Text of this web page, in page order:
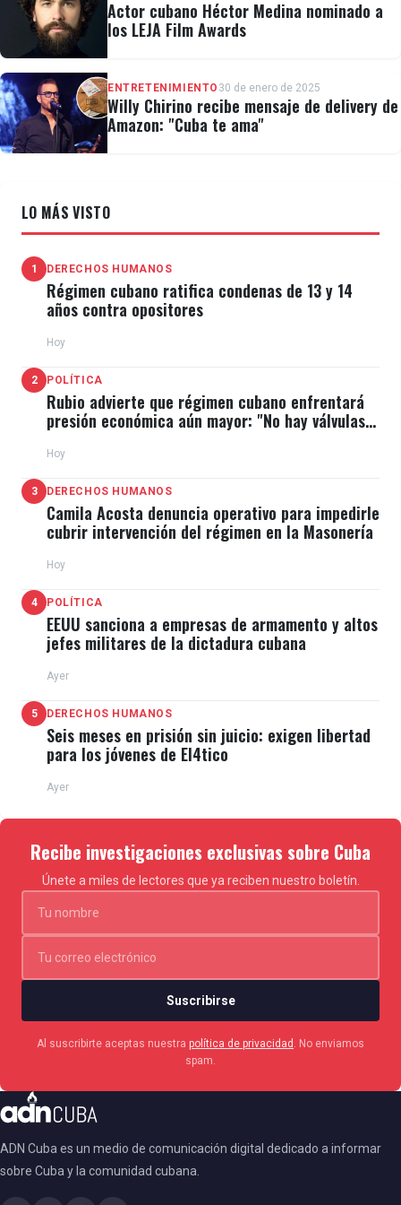
Ver esta publicación en Instagram
Sobre el significado del nuevo disco, y lo que para
ella representa, la celebridad pop aseguró: “Me llamó
la atención la idea de atravesar el caos con elegancia
y sentir que puedes capear cualquier temporal. Al
historia de la música psicodélica, el trip hop y el
britpop”.
La ganadora de tres premios Grammy
agregó que
siempre se ha sentido una persona muy optimista y
Actor cubano Héctor Medina nominado a
los LEJA Film Awards
ENTRETENIMIENTO 30 de enero de 2025
Willy Chirino recibe mensaje de delivery de
Amazon: "Cuba te ama"
LO MÁS VISTO
1 DERECHOS HUMANOS
Régimen cubano ratifica condenas de 13 y 14
años contra opositores
Hoy
2 POLÍTICA
Rubio advierte que régimen cubano enfrentará
presión económica aún mayor: "No hay válvulas
Hoy
3 DERECHOS HUMANOS
Camila Acosta denuncia operativo para impedirle
cubrir intervención del régimen en la Masonería
Hoy
4 POLÍTICA
EEUU sanciona a empresas de armamento y altos
jefes militares de la dictadura cubana
Ayer
5 DERECHOS HUMANOS
Seis meses en prisión sin juicio: exigen libertad
para los jóvenes de El4tico
Ayer
Recibe investigaciones exclusivas sobre Cuba
Únete a miles de lectores que ya reciben nuestro boletín.
Suscribirse
Al suscribirte aceptas nuestra política de privacidad . No enviamos
spam.
ADN Cuba es un medio de comunicación digital dedicado a informar
sobre Cuba y la comunidad cubana.